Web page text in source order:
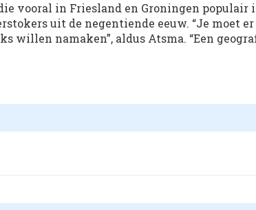
vooral in Friesland en Groningen populair
uit de negentiende eeuw. “Je moet
willen namaken”, aldus Atsma. “Een